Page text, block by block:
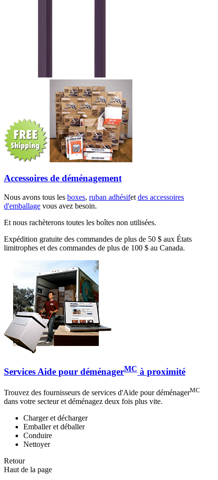
Accessoires de déménagement
Nous avons tous les boxes, ruban adhésifet des accessoires
d'emballage vous avez besoin.
Et nous rachèterons toutes les boîtes non utilisées.
Expédition gratuite des commandes de plus de 50 $ aux États
limitrophes et des commandes de plus de 100 $ au Canada.
Services Aide pour déménagerMC à proximité
Trouvez des fournisseurs de services d'Aide pour déménagerMC
dans votre secteur et déménagez deux fois plus vite.
Charger et décharger
Emballer et déballer
Conduire
Nettoyer
Retour
Haut de la page